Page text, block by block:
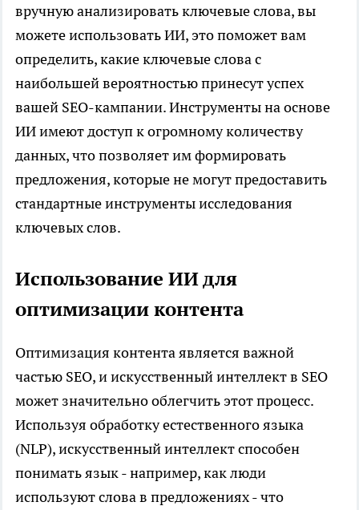
вручную анализировать ключевые слова, вы
можете использовать ИИ, это поможет вам
определить, какие ключевые слова с
наибольшей вероятностью принесут успех
вашей SEO-кампании. Инструменты на основе
ИИ имеют доступ к огромному количеству
данных, что позволяет им формировать
предложения, которые не могут предоставить
стандартные инструменты исследования
ключевых слов.
Использование ИИ для
оптимизации контента
Оптимизация контента является важной
частью SEO, и искусственный интеллект в SEO
может значительно облегчить этот процесс.
Используя обработку естественного языка
(NLP), искусственный интеллект способен
понимать язык - например, как люди
используют слова в предложениях - что